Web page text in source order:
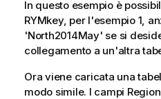
In questo esempio è
RYMkey, per l'esempio 1,
'North2014May' se si
collegamento a un'altra
Ora viene caricata una
modo simile. I campi Region